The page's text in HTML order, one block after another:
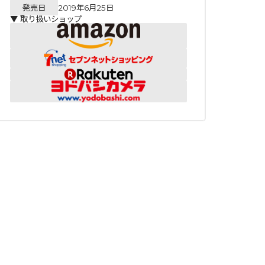
発売日
2019年6月25日
▼ 取り扱いショップ